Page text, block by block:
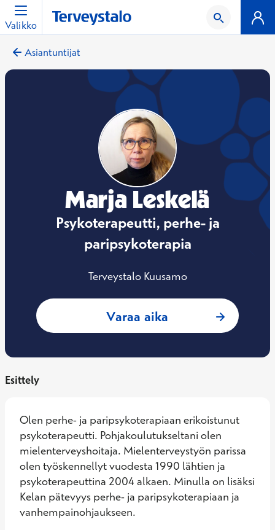
Valikko
Asiantuntijat
Marja Leskelä
Psykoterapeutti, perhe- ja
paripsykoterapia
Terveystalo Kuusamo
Varaa aika : Marja Leskelä,
Esittely
Olen perhe- ja paripsykoterapiaan erikoistunut
psykoterapeutti. Pohjakoulutukseltani olen
mielenterveyshoitaja. Mielenterveystyön parissa
olen työskennellyt vuodesta 1990 lähtien ja
psykoterapeuttina 2004 alkaen. Minulla on lisäksi
Kelan pätevyys perhe- ja paripsykoterapiaan ja
vanhempainohjaukseen.